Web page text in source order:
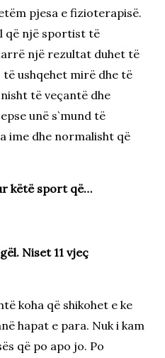
pjesa e fizioterapisë.
që një sportist të
një rezultat duhet të
ushqehet mirë dhe të
të veçantë dhe
unë s`mund të
ime dhe normalisht që
këtë sport që…
Niset 11 vjeç
koha që shikohet e ke
hapat e para. Nuk i kam
që po apo jo. Po